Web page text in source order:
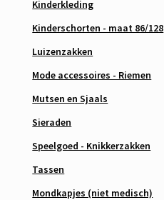
Kinderkleding
Kinderschorten - maat 86/128
Luizenzakken
Mode accessoires - Riemen
Mutsen en Sjaals
Sieraden
Speelgoed - Knikkerzakken
Tassen
Mondkapjes (niet medisch)